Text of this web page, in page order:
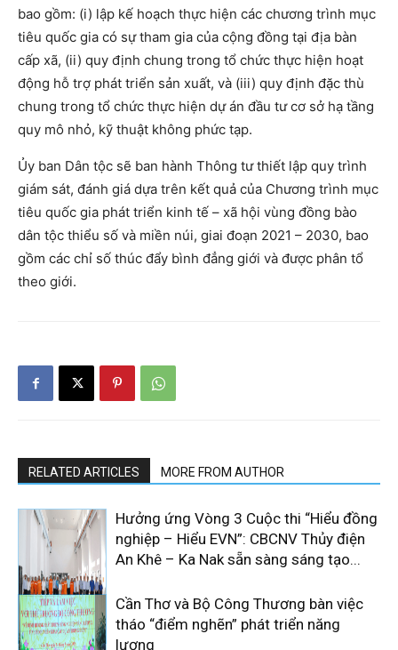
bao gồm: (i) lập kế hoạch thực hiện các chương trình mục
tiêu quốc gia có sự tham gia của cộng đồng tại địa bàn
cấp xã, (ii) quy định chung trong tổ chức thực hiện hoạt
động hỗ trợ phát triển sản xuất, và (iii) quy định đặc thù
chung trong tổ chức thực hiện dự án đầu tư cơ sở hạ tầng
quy mô nhỏ, kỹ thuật không phức tạp.
Ủy ban Dân tộc sẽ ban hành Thông tư thiết lập quy trình
giám sát, đánh giá dựa trên kết quả của Chương trình mục
tiêu quốc gia phát triển kinh tế – xã hội vùng đồng bào
dân tộc thiểu số và miền núi, giai đoạn 2021 – 2030, bao
gồm các chỉ số thúc đẩy bình đẳng giới và được phân tổ
theo giới.
RELATED ARTICLES MORE FROM AUTHOR
Hưởng ứng Vòng 3 Cuộc thi “Hiểu đồng
nghiệp – Hiểu EVN”: CBCNV Thủy điện
An Khê – Ka Nak sẵn sàng sáng tạo...
Cần Thơ và Bộ Công Thương bàn việc
tháo “điểm nghẽn” phát triển năng
lượng